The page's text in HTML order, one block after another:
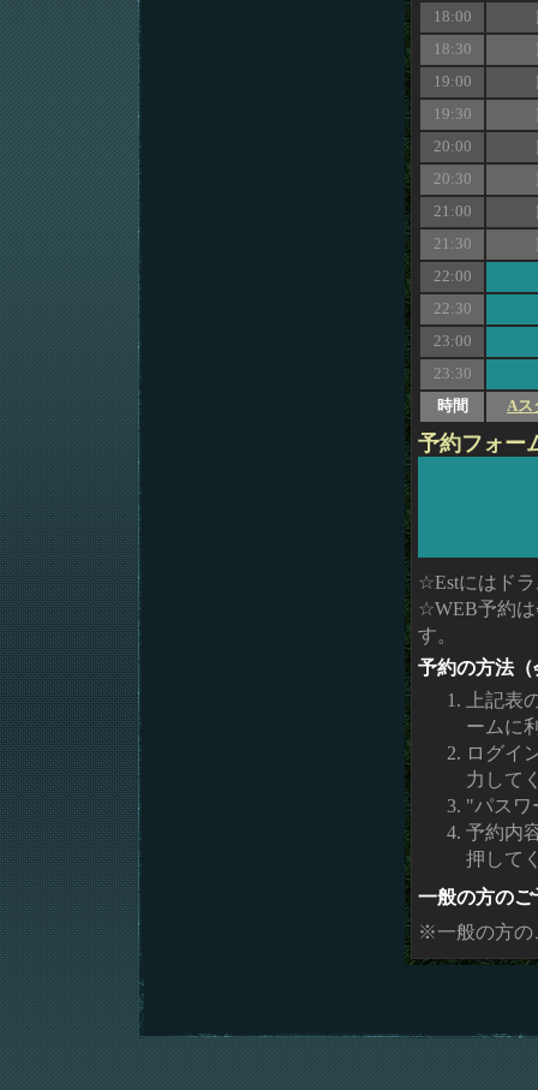
18:00
18:30
19:00
19:30
20:00
20:30
21:00
21:30
22:00
22:30
23:00
23:30
時間
Aス
予約フォー
☆Estにはド
☆WEB予約
す。
予約の方法
上記表
ームに
ログイ
力して
"パスワ
予約内
押して
一般の方のご
※一般の方の